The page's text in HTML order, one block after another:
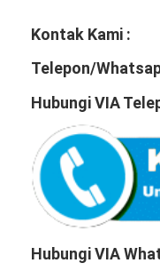
Kontak Kami :
Telepon/
Hubungi VIA
Hubungi VIA